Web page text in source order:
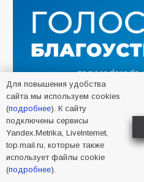
САМОЕ ЧИТАЕМОЕ
Батайчане привезли 20
соревнований
174 06.08.2026
Для повышения удобства
сайта мы используем cookies
(подробнее). К сайту
подключены сервисы
Yandex.Metrika, LiveInternet,
top.mail.ru, которые также
использует файлы cookie
(подробнее).